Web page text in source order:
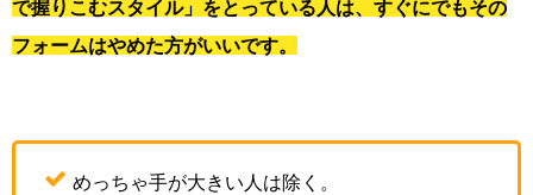
で握りこむスタイル」をとっている人は、すぐにでもその
フォームはやめた方がいいです。
めっちゃ手が大きい人は除く。